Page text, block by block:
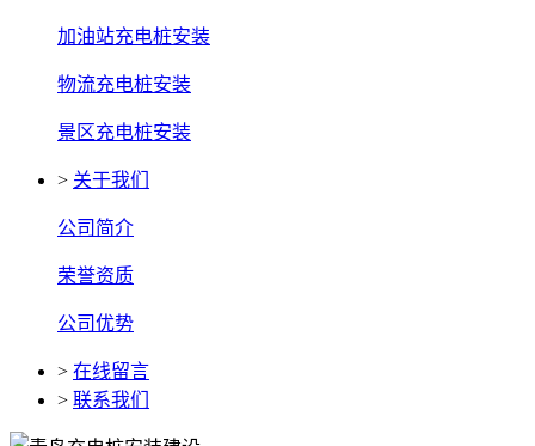
加油站充电桩安装
物流充电桩安装
景区充电桩安装
> 关于我们
公司简介
荣誉资质
公司优势
> 在线留言
> 联系我们